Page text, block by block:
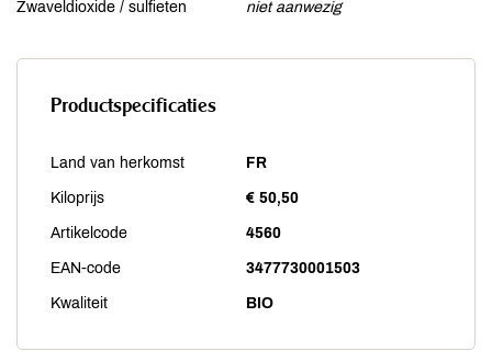
Zwaveldioxide / sulfieten
niet aanwezig
Productspecificaties
Land van herkomst FR
Kiloprijs € 50,50
Artikelcode 4560
EAN-code 3477730001503
Kwaliteit BIO